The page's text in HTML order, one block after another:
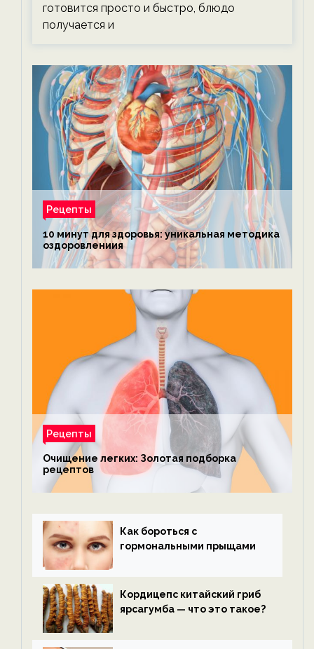
готовится просто и быстро, блюдо
получается и
Рецепты
10 минут для здоровья: уникальная методика
оздоровлениия
Рецепты
Очищение легких: Золотая подборка
рецептов
Как бороться с
гормональными прыщами
Кордицепс китайский гриб
ярсагумба — что это такое?